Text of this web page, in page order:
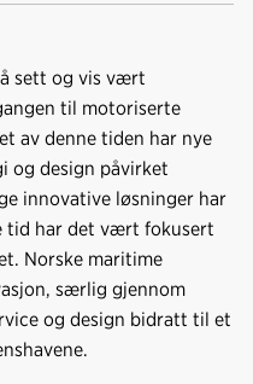
a
e
b
o
o
k
i
e
d
n
-
s
t
sett og vis vært
til motoriserte
av denne tiden har nye
og design påvirket
innovative løsninger har
tid har det vært fokusert
Norske maritime
særlig gjennom
og design bidratt til et